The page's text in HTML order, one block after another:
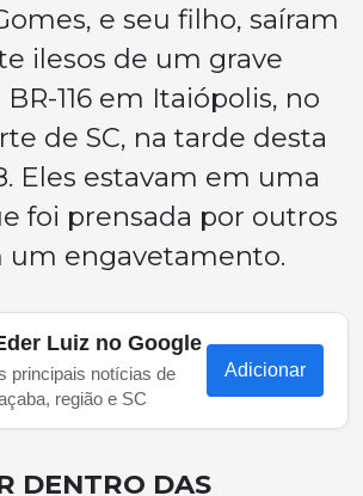
e seu filho, saíram
ilesos de um grave
116 em Itaiópolis, no
de SC, na tarde desta
Eles estavam em uma
foi prensada por outros
um engavetamento.
Luiz no Google
principais notícias de
região e SC
Adicionar
DENTRO DAS